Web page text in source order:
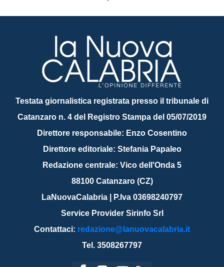
Testata giornalistica registrata presso il tribunale di
Catanzaro n. 4 del Registro Stampa del 05/07/2019
Direttore responsabile: Enzo Cosentino
Direttore editoriale: Stefania Papaleo
Redazione centrale: Vico dell'Onda 5
88100 Catanzaro (CZ)
LaNuovaCalabria | P.Iva 03698240797
Service Provider Sirinfo Srl
Contattaci: redazione@lanuovacalabria.it
Tel. 3508267797